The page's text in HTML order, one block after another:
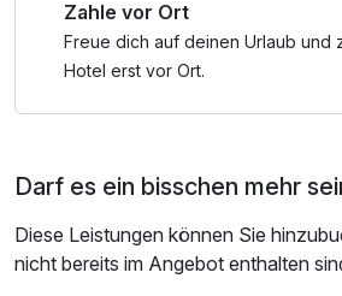
Zahle vor Ort
Freue dich auf deinen Urlaub und
Hotel erst vor Ort.
Darf es ein bisschen mehr
Diese Leistungen können Sie
nicht bereits im Angebot enthalten